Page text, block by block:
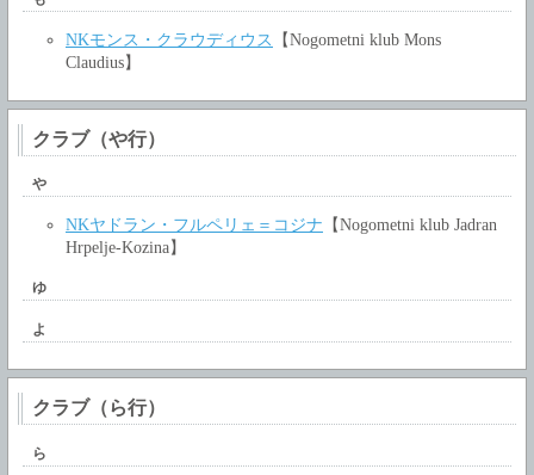
NKモンス・クラウディウス
【Nogometni klub Mons
Claudius】
クラブ（や行）
や
NKヤドラン・フルペリェ＝コジナ 【Nogometni klub Jadran
Hrpelje-Kozina】
ゆ
よ
クラブ（ら行）
ら